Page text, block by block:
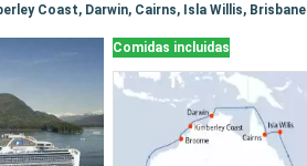
Coast, Darwin, Cairns, Isla Willis, Brisbane
Comidas incluidas